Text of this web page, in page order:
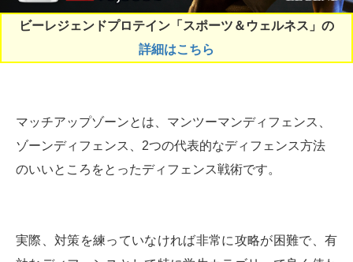
ビーレジェンドプロテイン「スポーツ＆ウェルネス」の
詳細はこちら
マッチアップゾーンとは、マンツーマンディフェンス、
ゾーンディフェンス、2つの代表的なディフェンス方法
のいいところをとったディフェンス戦術です。
実際、対策を練っていなければ非常に攻略が困難で、有